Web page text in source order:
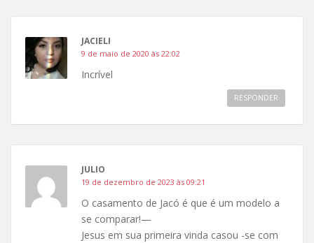
JACIELI
9 de maio de 2020 às 22:02
Incrível
RESPONDER
JULIO
19 de dezembro de 2023 às 09:21
O casamento de Jacó é que é um modelo a
se comparar!—
Jesus em sua primeira vinda casou -se com